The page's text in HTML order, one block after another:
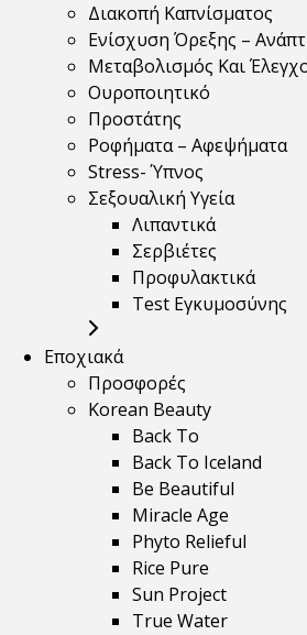
Διακοπή Καπνίσματος
Ενίσχυση Όρεξης –
Μεταβολισμός Και
Ουροποιητικό
Προστάτης
Ροφήματα – Αφεψήματα
Stress- Ύπνος
Σεξουαλική Υγεία
Λιπαντικά
Σερβιέτες
Προφυλακτικά
Test Εγκυμοσύνης
Εποχιακά
Προσφορές
Korean Beauty
Back To
Back To Iceland
Be Beautiful
Miracle Age
Phyto Relieful
Rice Pure
Sun Project
True Water